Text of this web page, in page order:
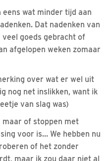
eens wat minder tijd aan
Dat nadenken van
goeds gebracht of
afgelopen weken zomaar
over wat er wel uit
nog net inslikken, want ik
van slag was)
maar of stoppen met
voor is… We hebben nu
of het zonder
maar ik zou daar niet al